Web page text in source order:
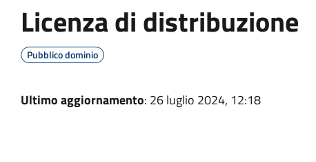
Licenza di distribuzione
Pubblico dominio
Ultimo aggiornamento: 26 luglio 2024, 12:18